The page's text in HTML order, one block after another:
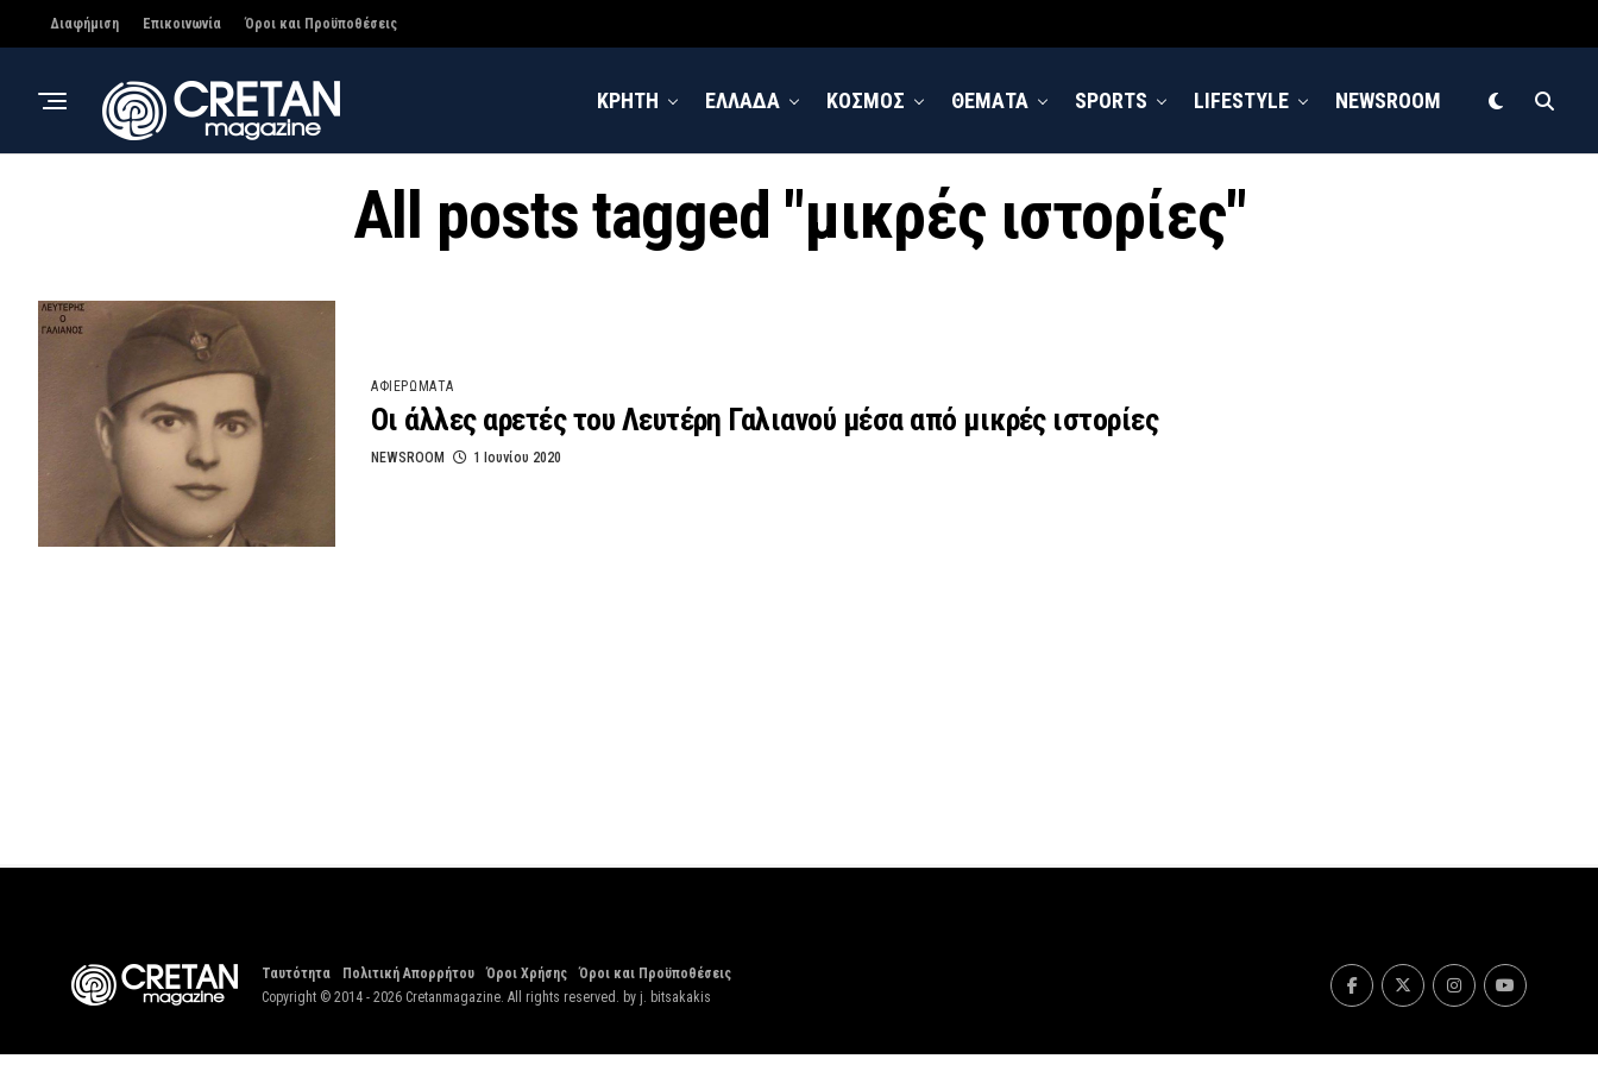
Διαφήμιση Επικοινωνία Όροι και Προϋποθέσεις
ΚΡΗΤΗ ΕΛΛΑΔΑ ΚΟΣΜΟΣ ΘΕΜΑΤΑ SPORTS LIFESTYLE NEWSROOM
All posts tagged "μικρές ιστορίες"
ΑΦΙΕΡΩΜΑΤΑ
Οι άλλες αρετές του Λευτέρη Γαλιανού μέσα από μικρές ιστορίες
NEWSROOM 1 Ιουνίου 2020
Ταυτότητα Πολιτική Απορρήτου Όροι Χρήσης
Όροι και Προϋποθέσεις
Copyright © 2014 - 2026 Cretanmagazine. All rights reserved. by j. bitsakakis